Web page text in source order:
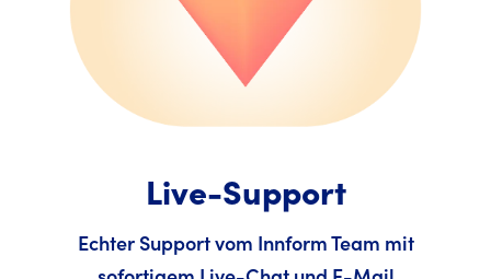
Live-Support
Echter Support vom Innform Team mit